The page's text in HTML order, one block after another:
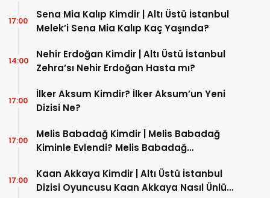
Sena Mia Kalıp Kimdir | Altı Üstü İstanbul
Melek’i Sena Mia Kalıp Kaç Yaşında?
Nehir Erdoğan Kimdir | Altı Üstü İstanbul
Zehra’sı Nehir Erdoğan Hasta mı?
İlker Aksum Kimdir? İlker Aksum’un Yeni
Dizisi Ne?
Melis Babadağ Kimdir | Melis Babadağ
Kiminle Evlendi? Melis Babadağ
İnstagram Hesabı Nedir?
Kaan Akkaya Kimdir | Altı Üstü İstanbul